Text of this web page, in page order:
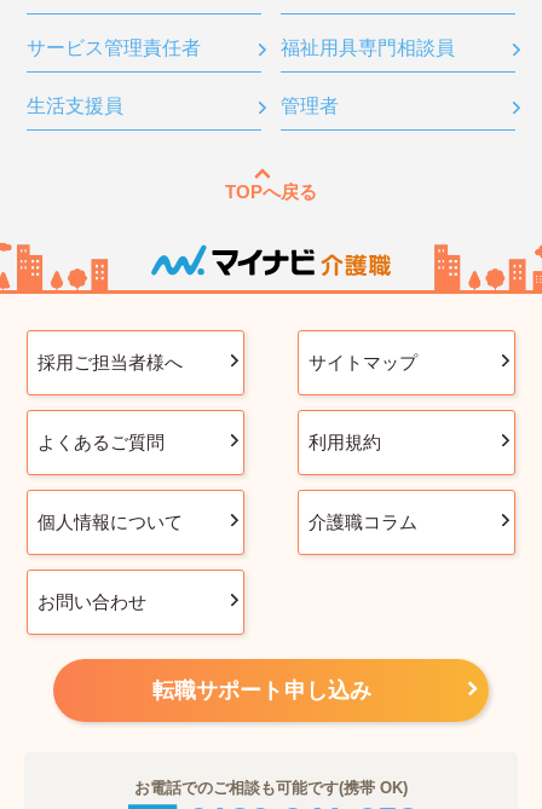
サービス管理責任者 福祉用具専門相談員
生活支援員 管理者
TOPへ戻る
採用ご担当者様へ サイトマップ
よくあるご質問 利用規約
個人情報について 介護職コラム
お問い合わせ
転職サポート申し込み
お電話でのご相談も可能です(携帯 OK)